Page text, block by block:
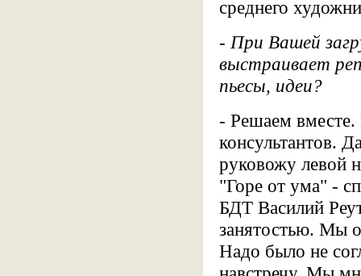
среднего
- При Вашей
выстраивает
пьесы, идеи?
- Решаем вместе.
консультантов.
руковожу левой
"Горе от ума" -
БДТ Василий
занятостью. Мы
Надо было не